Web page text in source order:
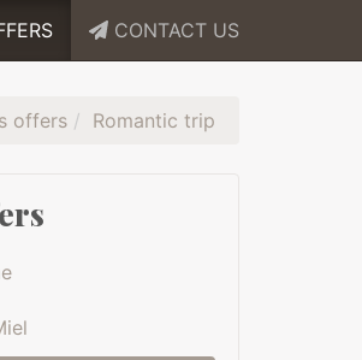
CONTACT US
offers Romantic trip